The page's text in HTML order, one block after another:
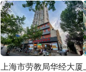
上海市劳教局华经大厦